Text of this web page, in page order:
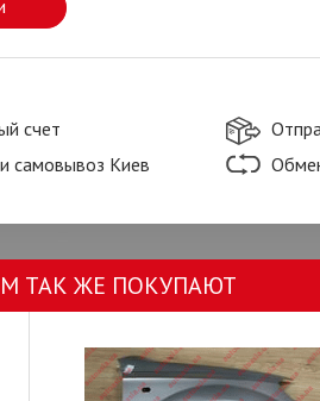
счет
самовывоз Киев
ТАК ЖЕ ПОКУПАЮТ